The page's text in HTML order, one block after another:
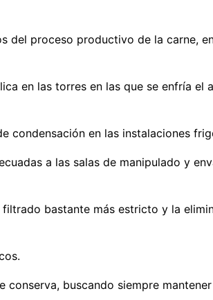
del proceso productivo de la carne,
en las torres en las que se enfría el
condensación en las instalaciones
a las salas de manipulado y
bastante más estricto y la
buscando siempre